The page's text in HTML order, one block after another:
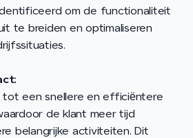
om de functionaliteit
te breiden en optimaliseren
tot een snellere en efficiëntere
de klant meer tijd
belangrijke activiteiten. Dit